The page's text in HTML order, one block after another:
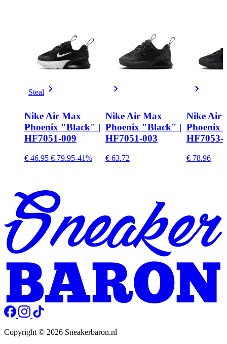
Steal
Nike Air Max
Phoenix "Black" |
HF7051-009
€ 46.95 € 79.95-41%
Nike Air Max
Phoenix "Black" |
HF7051-003
€ 63.72
Nike Air
Phoenix
HF7053-
€ 78.96
Copyright © 2026 Sneakerbaron.nl